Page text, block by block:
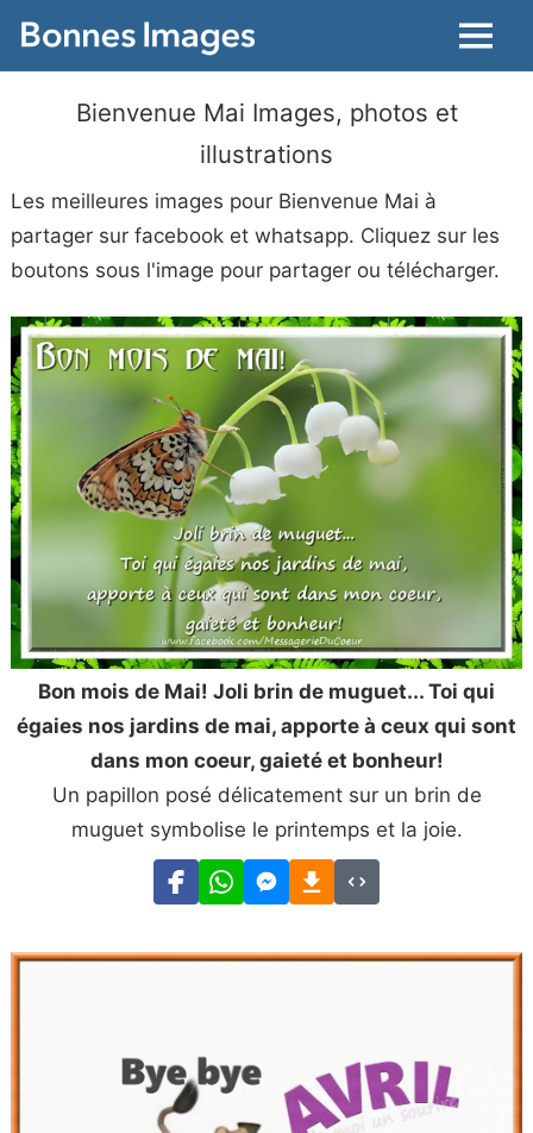
Menu
Bienvenue Mai Images, photos et
illustrations
Les meilleures images pour Bienvenue Mai à
partager sur facebook et whatsapp. Cliquez sur les
boutons sous l'image pour partager ou télécharger.
Bon mois de Mai! Joli brin de muguet... Toi qui
égaies nos jardins de mai, apporte à ceux qui sont
dans mon coeur, gaieté et bonheur!
Un papillon posé délicatement sur un brin de
muguet symbolise le printemps et la joie.